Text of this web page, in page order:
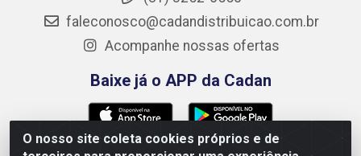
O nosso site coleta cookies próprios e de
faleconosco@cadandistribuicao.com.br
Acompanhe nossas ofertas
Baixe já o APP da Cadan
Formas de Pagamento